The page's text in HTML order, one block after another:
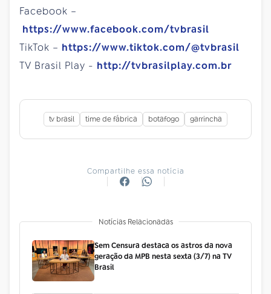
Facebook –
https://www.facebook.com/tvbrasil
TikTok – https://www.tiktok.com/@tvbrasil
TV Brasil Play - http://tvbrasilplay.com.br
tv brasil time de fábrica botafogo garrincha
Compartilhe essa notícia
Notícias Relacionadas
Sem Censura destaca os astros da nova
geração da MPB nesta sexta (3/7) na TV
Brasil